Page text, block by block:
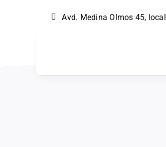
Avd. Medina Olmos 45,